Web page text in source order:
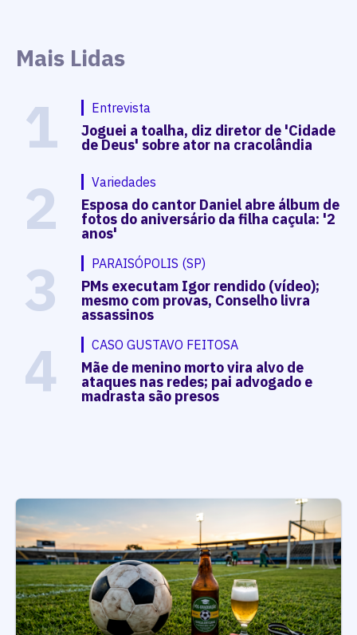
Mais Lidas
1 Entrevista
Joguei a toalha, diz diretor de 'Cidade
de Deus' sobre ator na cracolândia
2 Variedades
Esposa do cantor Daniel abre álbum de
fotos do aniversário da filha caçula: '2
anos'
3 PARAISÓPOLIS (SP)
PMs executam Igor rendido (vídeo);
mesmo com provas, Conselho livra
assassinos
4 CASO GUSTAVO FEITOSA
Mãe de menino morto vira alvo de
ataques nas redes; pai advogado e
madrasta são presos